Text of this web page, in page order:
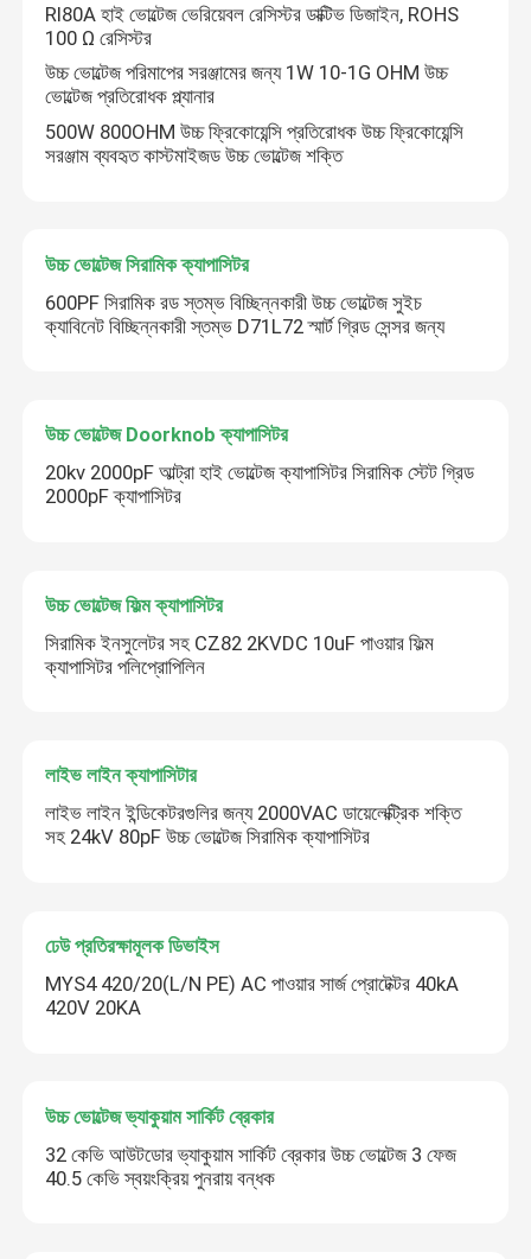
RI80A হাই ভোল্টেজ ভেরিয়েবল রেসিস্টর ডাক্টিভ ডিজাইন, ROHS
100 Ω রেসিস্টর
উচ্চ ভোল্টেজ পরিমাপের সরঞ্জামের জন্য 1W 10-1G OHM উচ্চ
ভোল্টেজ প্রতিরোধক প্ল্যানার
500W 800OHM উচ্চ ফ্রিকোয়েন্সি প্রতিরোধক উচ্চ ফ্রিকোয়েন্সি
সরঞ্জাম ব্যবহৃত কাস্টমাইজড উচ্চ ভোল্টেজ শক্তি
উচ্চ ভোল্টেজ সিরামিক ক্যাপাসিটর
600PF সিরামিক রড স্তম্ভ বিচ্ছিন্নকারী উচ্চ ভোল্টেজ সুইচ
ক্যাবিনেট বিচ্ছিন্নকারী স্তম্ভ D71L72 স্মার্ট গ্রিড সেন্সর জন্য
উচ্চ ভোল্টেজ Doorknob ক্যাপাসিটর
20kv 2000pF আল্ট্রা হাই ভোল্টেজ ক্যাপাসিটর সিরামিক স্টেট গ্রিড
2000pF ক্যাপাসিটর
উচ্চ ভোল্টেজ ফিল্ম ক্যাপাসিটর
সিরামিক ইনসুলেটর সহ CZ82 2KVDC 10uF পাওয়ার ফিল্ম
ক্যাপাসিটর পলিপ্রোপিলিন
লাইভ লাইন ক্যাপাসিটার
লাইভ লাইন ইন্ডিকেটরগুলির জন্য 2000VAC ডায়েলেক্ট্রিক শক্তি
সহ 24kV 80pF উচ্চ ভোল্টেজ সিরামিক ক্যাপাসিটর
ঢেউ প্রতিরক্ষামূলক ডিভাইস
MYS4 420/20(L/N PE) AC পাওয়ার সার্জ প্রোটেক্টর 40kA
420V 20KA
উচ্চ ভোল্টেজ ভ্যাকুয়াম সার্কিট ব্রেকার
32 কেভি আউটডোর ভ্যাকুয়াম সার্কিট ব্রেকার উচ্চ ভোল্টেজ 3 ফেজ
40.5 কেভি স্বয়ংক্রিয় পুনরায় বন্ধক